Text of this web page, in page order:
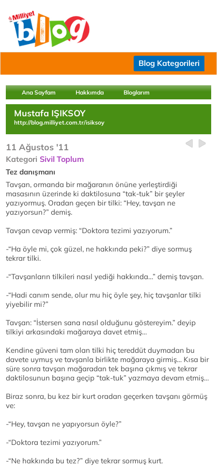
Blog Kategorileri
Ana Sayfam Hakkımda Bloglarım
Mustafa IŞIKSOY
http://blog.milliyet.com.tr/isiksoy
11 Ağustos '11
Kategori Sivil Toplum
Tez danışmanı
Tavşan, ormanda bir mağaranın önüne yerleştirdiği
masasının üzerinde ki daktilosuna “tak-tuk” bir şeyler
yazıyormuş. Oradan geçen bir tilki: “Hey, tavşan ne
yazıyorsun?” demiş.
Tavşan cevap vermiş: “Doktora tezimi yazıyorum.”
-“Ha öyle mi, çok güzel, ne hakkında peki?” diye sormuş
tekrar tilki.
-“Tavşanların tilkileri nasıl yediği hakkında…” demiş tavşan.
-“Hadi canım sende, olur mu hiç öyle şey, hiç tavşanlar tilki
yiyebilir mi?”
Tavşan: “İstersen sana nasıl olduğunu göstereyim.” deyip
tilkiyi arkasındaki mağaraya davet etmiş…
Kendine güveni tam olan tilki hiç tereddüt duymadan bu
davete uymuş ve tavşanla birlikte mağaraya girmiş… Kısa bir
süre sonra tavşan mağaradan tek başına çıkmış ve tekrar
daktilosunun başına geçip “tak-tuk” yazmaya devam etmiş…
Biraz sonra, bu kez bir kurt oradan geçerken tavşanı görmüş
ve:
-“Hey, tavşan ne yapıyorsun öyle?”
-“Doktora tezimi yazıyorum.”
-“Ne hakkında bu tez?” diye tekrar sormuş kurt.